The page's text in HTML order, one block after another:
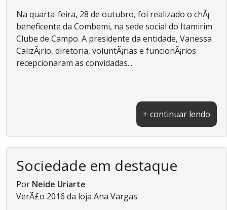
Na quarta-feira, 28 de outubro, foi realizado o chÃ¡
beneficente da Combemi, na sede social do Itamirim
Clube de Campo. A presidente da entidade, Vanessa
CalizÃ¡rio, diretoria, voluntÃ¡rias e funcionÃ¡rios
recepcionaram as convidadas...
+ continuar lendo
Sociedade em destaque
Por Neide Uriarte
VerÃ£o 2016 da loja Ana Vargas